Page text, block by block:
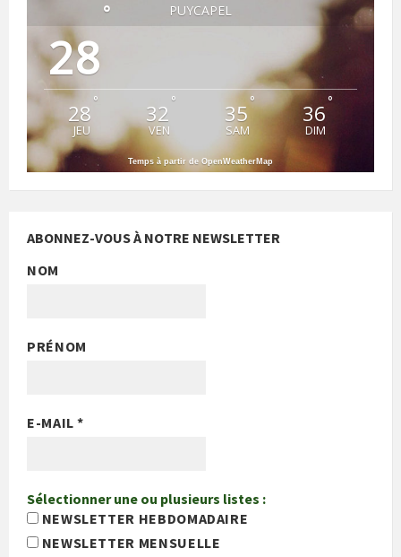
PUYCAPEL
28
°
28 °
JEU
32 °
VEN
35°
SAM
36°
DIM
Temps à partir de OpenWeatherMap
ABONNEZ-VOUS À NOTRE NEWSLETTER
NOM
PRÉNOM
E-MAIL*
Sélectionner une ou plusieurs listes :
NEWSLETTER HEBDOMADAIRE
NEWSLETTER MENSUELLE